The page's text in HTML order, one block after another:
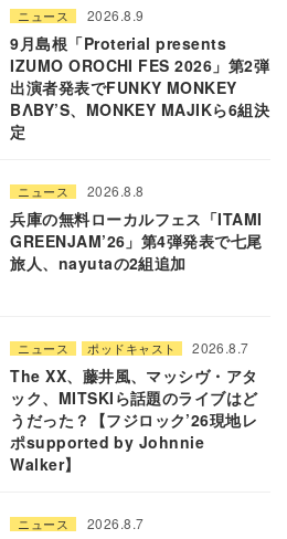
ニュース 2026.8.9
9月島根「Proterial presents
IZUMO OROCHI FES 2026」第2弾
出演者発表でFUNKY MONKEY
BΛBY’S、MONKEY MAJIKら6組決
定
ニュース 2026.8.8
兵庫の無料ローカルフェス「ITAMI
GREENJAM’26」第4弾発表で七尾
旅人、nayutaの2組追加
ニュース ポッドキャスト 2026.8.7
The XX、藤井風、マッシヴ・アタ
ック、MITSKIら話題のライブはど
うだった？【フジロック’26現地レ
ポsupported by Johnnie
Walker】
ニュース 2026.8.7